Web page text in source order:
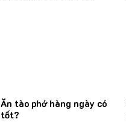
Ăn tào phớ hàng ngày có
tốt?